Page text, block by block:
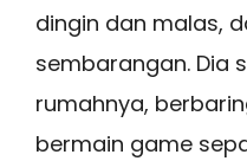
dingin dan malas,
sembarangan. Dia
rumahnya,
bermain game